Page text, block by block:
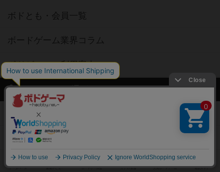
ボドとも・会員一覧
ボードゲーム業界コラム
ボドゲーマご利用案内
ボードゲーム通販
新作・再入荷情報
定番ボードゲームの通販商品
国産ボードゲームの通販商品